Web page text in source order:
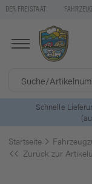
DER FREISTAAT
Schnelle
Startseite
Zurück zur